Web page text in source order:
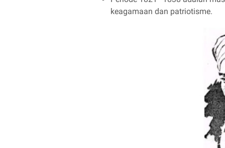
keagamaan dan patriotisme.